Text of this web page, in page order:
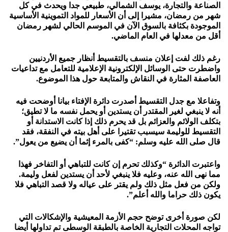
الصناعة والتجارة، يوسف الشمالي، طبيعي جدا ويحدث في كل
شهر من رمضان، مشيرا إلى أن الأسعار للمواد التموينية الأساسية
الموجودة بكثافة بالسوق الآن في الموسم الحالي لشهر رمضان
أقل من معدلها في العام الماضي.
رغم ذلك لفت إعلان منسف بالتقسيط أنظار جميع الأردنيين
واضطرت حتى الوسائل الإلكترونية الإعلامية للتعامل مع تداعيات
العاصفة المثارة في النقاش والمتابعة حول هذا الموضوع.
وتفاعلا مع جدل التقسيط أصدرت دائرة الإفتاء بيانا أوضحت فيه
أنه لا ينبغي لغير المقتدر أن يستدين أو يحمل نفسه ما لا تطيق؛
بتكلف الولائم والعزائم بل قد يحرم ذلك إذا كانت الاستدانة أو
التقسيط للوليمة سيسبب تقتيرا على أهل بيته في النفقة، فقد
قال صلى الله عليه وسلم: “كفى بالمرء إثما أن يضيع من يعول”.
واعتبرت الدائرة “وكذلك تحرم إن كانت للتباهي أو التفاخر فهذا
مما نهى الله عنه، وعليه فلا ينبغي لأحد أن يستدين لفعل وليمة.
ولكن من فعل مثل ذلك ولم يقتر على عياله ولا قصد التباهي فلا
يكون ذلك حراما والله أعلم”.
لكن صورة أخرى توضح حجم الأزمة المعيشية والإشكالات التي
تواجه المحلات التجارية الخاصة بالطبقة الوسطى تم تداولها أيضا